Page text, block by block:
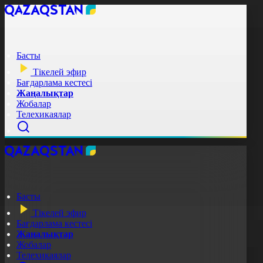
Басты
Тікелей эфир
Бағдарлама кестесі
Жаңалықтар
Жобалар
Телехикаялар
Басты
Тікелей эфир
Бағдарлама кестесі
Жаңалықтар
Жобалар
Телехикаялар